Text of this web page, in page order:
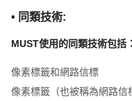
• 同類技術:
MUST使用的同類技術包括：
像素標籤和網路信標
像素標籤（也被稱為網路